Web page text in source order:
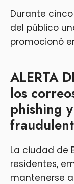
Durante
del público
promocionó
ALERTA
los
phishing
La ciudad de
residentes,
mantenerse